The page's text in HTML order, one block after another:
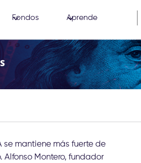
Fondos Aprende
se mantiene más fuerte de
Montero, fundador